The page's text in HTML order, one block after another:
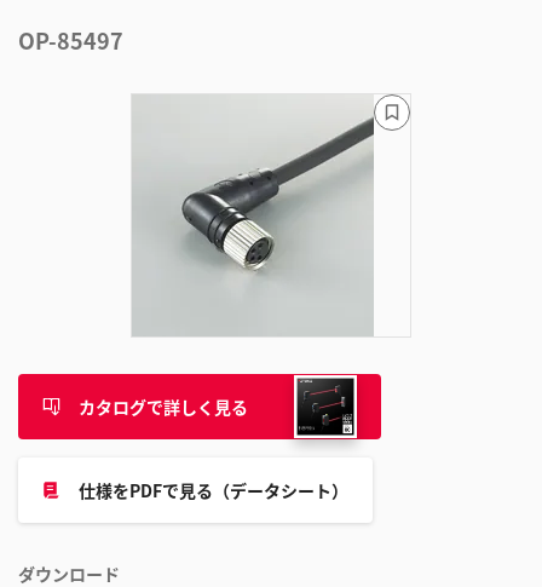
OP-85497
カタログで詳しく見る
仕様をPDFで見る（データシート）
ダウンロード
ブ
ッ